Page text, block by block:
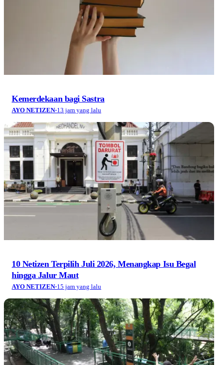
Kemerdekaan bagi Sastra
AYO NETIZEN·13 jam yang lalu
10 Netizen Terpilih Juli 2026, Menangkap Isu Begal
hingga Jalur Maut
AYO NETIZEN·15 jam yang lalu